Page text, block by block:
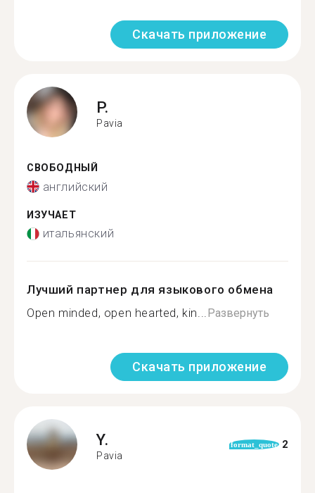
Скачать приложение
P.
Pavia
СВОБОДНЫЙ
английский
ИЗУЧАЕТ
итальянский
Лучший партнер для языкового обмена
Open minded, open hearted, kin...Развернуть
Скачать приложение
Y.
Pavia
format_quote 2